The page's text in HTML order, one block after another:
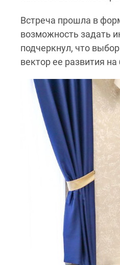
Встреча прошла в
возможность задать
подчеркнул, что
вектор ее развития